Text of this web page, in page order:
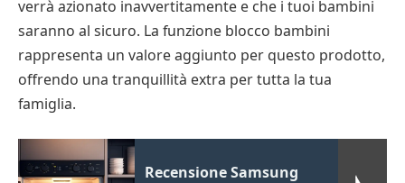
verrà azionato inavvertitamente e che i tuoi bambini
saranno al sicuro. La funzione blocco bambini
rappresenta un valore aggiunto per questo prodotto,
offrendo una tranquillità extra per tutta la tua
famiglia.
Recensione Samsung